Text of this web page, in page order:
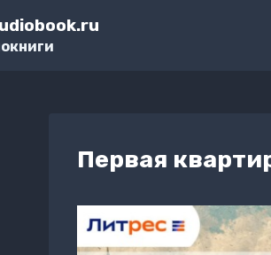
Первая